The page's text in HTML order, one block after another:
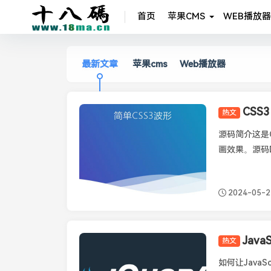
首页 苹果CMS WEB播放器
最新文章 苹果cms Web播放器
资源分享
热文
源码简介这
画效果。源
2024-05-
JavaScript
热文
如何让